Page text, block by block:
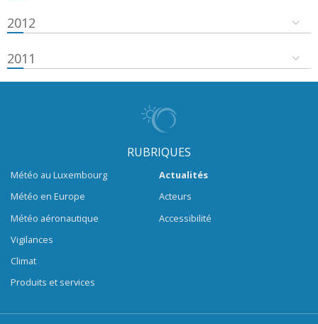
2012
2011
RUBRIQUES
Météo au Luxembourg
Météo en Europe
Météo aéronautique
Vigilances
Climat
Produits et services
Actualités
Acteurs
Accessibilité